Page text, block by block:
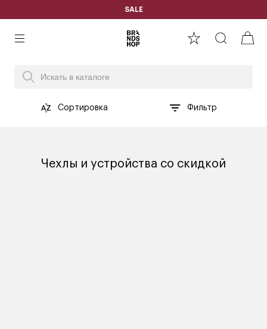
SALE
Сортировка Фильтр
Чехлы и устройства со скидкой